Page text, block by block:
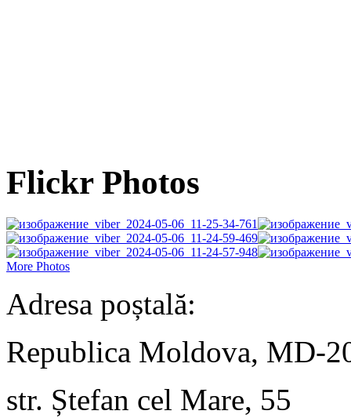
Flickr Photos
More Photos
Adresa poștală:
Republica Moldova, MD-
str. Ștefan cel Mare, 55